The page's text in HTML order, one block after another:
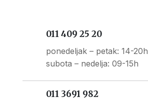
011 409 25 20
ponedeljak – petak: 14-20h
subota – nedelja: 09-15h
011 3691 982